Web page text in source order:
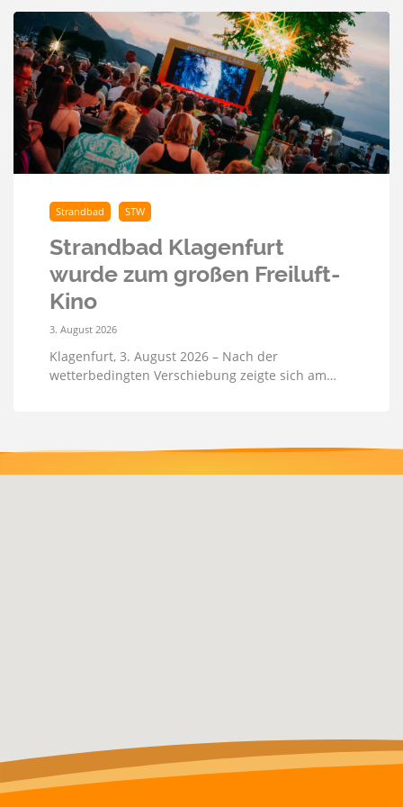
Strandbad STW
Strandbad Klagenfurt
wurde zum großen Freiluft-
Kino
3. August 2026
Klagenfurt, 3. August 2026 – Nach der
wetterbedingten Verschiebung zeigte sich am…